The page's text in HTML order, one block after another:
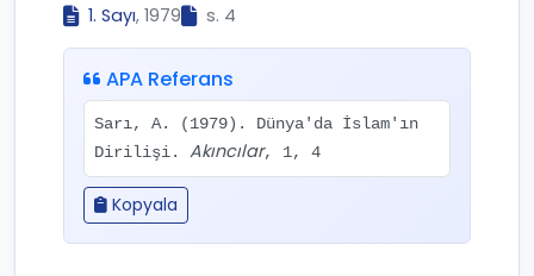
1. Sayı, 1979 s. 4
APA Referans
Sarı, A. (1979). Dünya'da İslam'ın
Dirilişi. Akıncılar, 1, 4
Kopyala